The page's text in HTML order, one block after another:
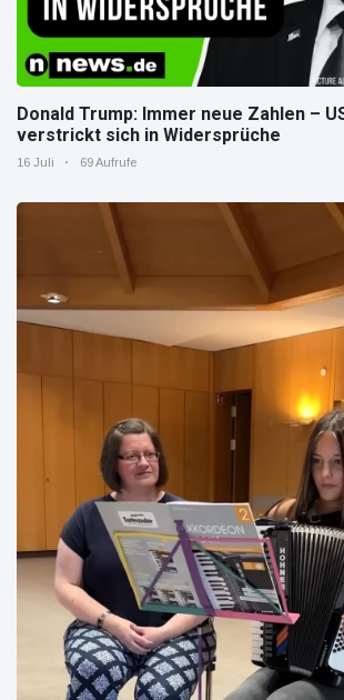
Donald Trump: Immer neue Zahlen –
verstrickt sich in Widersprüche
16 Juli 69 Aufrufe